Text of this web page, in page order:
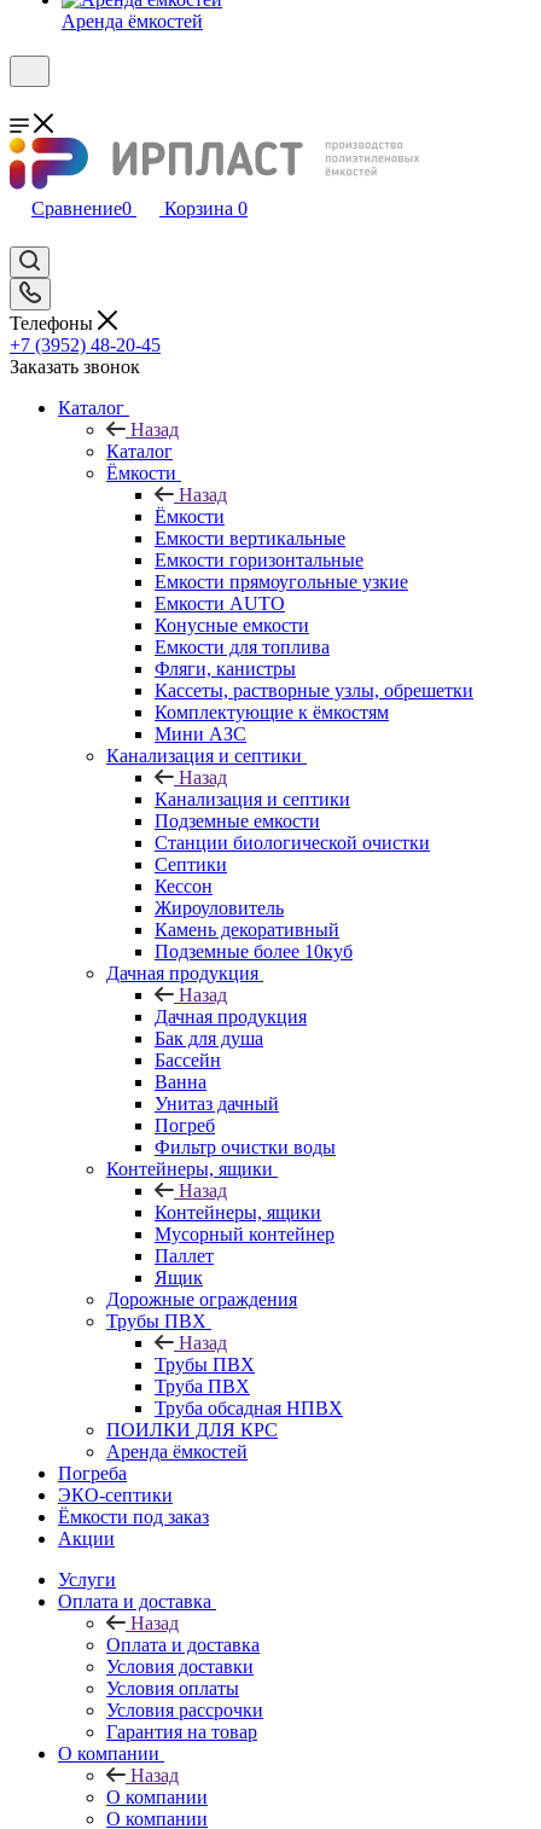
Аренда ёмкостей
Сравнение0 Корзина 0
Телефоны
+7 (3952) 48-20-45
Заказать звонок
Каталог
Назад
Каталог
Ёмкости
Назад
Ёмкости
Емкости вертикальные
Емкости горизонтальные
Емкости прямоугольные узкие
Емкости АUТО
Конусные емкости
Емкости для топлива
Фляги, канистры
Кассеты, растворные узлы, обрешетки
Комплектующие к ёмкостям
Мини АЗС
Канализация и септики
Назад
Канализация и септики
Подземные емкости
Станции биологической очистки
Септики
Кессон
Жироуловитель
Камень декоративный
Подземные более 10куб
Дачная продукция
Назад
Дачная продукция
Бак для душа
Бассейн
Ванна
Унитаз дачный
Погреб
Фильтр очистки воды
Контейнеры, ящики
Назад
Контейнеры, ящики
Мусорный контейнер
Паллет
Ящик
Дорожные ограждения
Трубы ПВХ
Назад
Трубы ПВХ
Труба ПВХ
Труба обсадная НПВХ
ПОИЛКИ ДЛЯ КРС
Аренда ёмкостей
Погреба
ЭКО-септики
Ёмкости под заказ
Акции
Услуги
Оплата и доставка
Назад
Оплата и доставка
Условия доставки
Условия оплаты
Условия рассрочки
Гарантия на товар
О компании
Назад
О компании
О компании